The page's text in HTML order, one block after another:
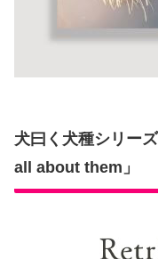
犬曰く犬種シリー
all about them」